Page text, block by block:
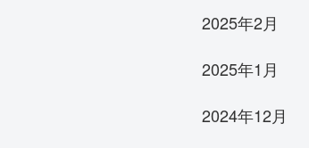
2025年2月
2025年1月
2024年12月